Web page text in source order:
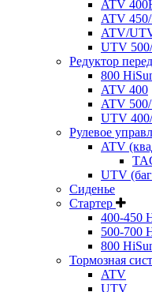
ATV
ATV
ATV/
UTV
Редуктор
800
ATV 400
ATV
UTV
Рулевое
ATV
UTV
Сиденье
Стартер
400-450
500-700
800
Тормозная
ATV
UTV